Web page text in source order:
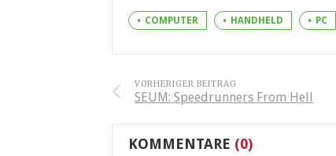
COMPUTER HANDHELD PC
VORHERIGER BEITRAG
SEUM: Speedrunners From Hell
KOMMENTARE (0)